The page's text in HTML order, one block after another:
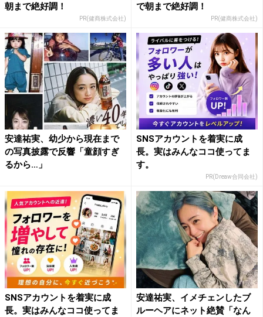
朝まで絶好調！
PR(健商株式会社)
で朝まで絶好調！
PR(健商株式会社)
安達祐実、幼少から現在まで
の写真披露で反響「童顔すぎ
るから…」
SNSアカウントを着実に成
長。実はみんなココ使ってま
す。
PR(Dreaw合同会社)
SNSアカウントを着実に成
長。実はみんなココ使ってま
安達祐実、イメチェンしたブ
ルーヘアにネット絶賛「なん